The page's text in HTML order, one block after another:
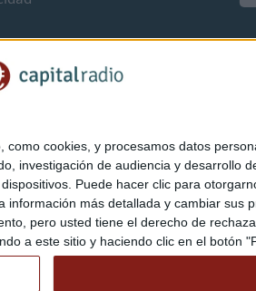
cookies, y procesamos datos
investigación de audiencia y desarrollo
Puede hacer clic para
más detallada y cambiar sus
pero usted tiene el derecho de
a este sitio y haciendo clic en el botón